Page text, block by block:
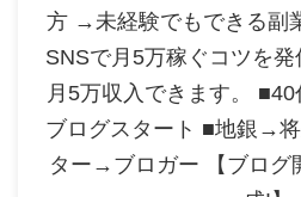
方 →未経験でもできる副
SNSで月5万稼ぐコツを
月5万収入できます。
ブログスタート ■地銀→
ター→ブロガー 【ブログ